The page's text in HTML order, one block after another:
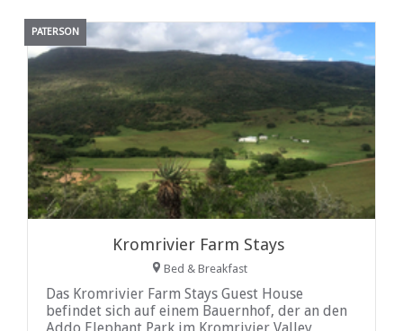
PATERSON
Kromrivier Farm Stays
Bed & Breakfast
Das Kromrivier Farm Stays Guest House
befindet sich auf einem Bauernhof, der an den